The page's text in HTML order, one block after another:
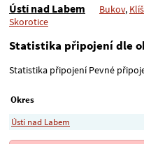
Ústí nad Labem Bukov,
Skorotice
Statistika připojení dle
Statistika připojení Pevné
Okres
Ústí nad Labem